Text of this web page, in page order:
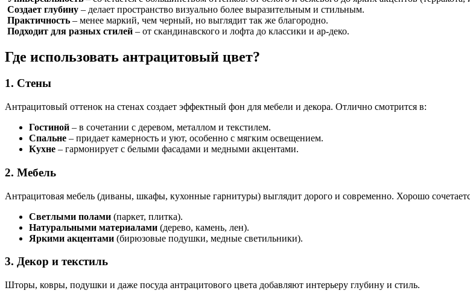
Создает глубину – делает пространство визуально более выразительным и стильным.
Практичность – менее маркий, чем черный, но выглядит так же благородно.
Подходит для разных стилей – от скандинавского и лофта до классики и ар-деко.
Где использовать антрацитовый цвет?
1. Стены
Антрацитовый оттенок на стенах создает эффектный фон для мебели и декора. Отлично смотрится в:
Гостиной – в сочетании с деревом, металлом и текстилем.
Спальне – придает камерность и уют, особенно с мягким освещением.
Кухне – гармонирует с белыми фасадами и медными акцентами.
2. Мебель
Антрацитовая мебель (диваны, шкафы, кухонные гарнитуры) выглядит дорого и современно. Хорошо
Светлыми полами (паркет, плитка).
Натуральными материалами (дерево, камень, лен).
Яркими акцентами (бирюзовые подушки, медные светильники).
3. Декор и текстиль
Шторы, ковры, подушки и даже посуда антрацитового цвета добавляют интерьеру глубину и стиль.